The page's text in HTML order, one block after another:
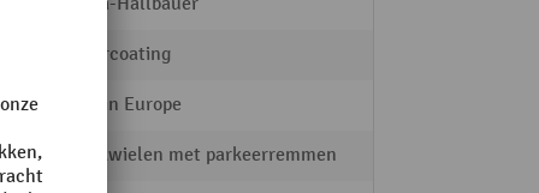
poedercoating
Made in Europe
Zwenkwielen met parkeerremmen